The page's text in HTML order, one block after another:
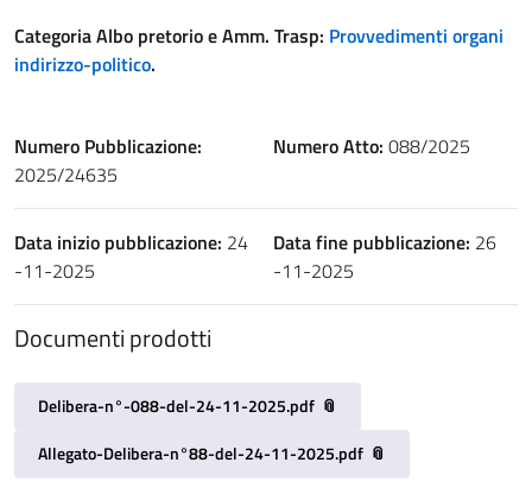
Categoria Albo pretorio e Amm. Trasp: Provvedimenti organi
indirizzo-politico.
Numero Pubblicazione:
2025/24635
Numero Atto: 088/2025
Data inizio pubblicazione: 24
-11-2025
Data fine pubblicazione: 26
-11-2025
Documenti prodotti
Delibera-n°-088-del-24-11-2025.pdf
Allegato-Delibera-n°88-del-24-11-2025.pdf